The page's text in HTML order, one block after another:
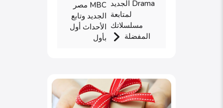
MBC مصر
الجديد وتابع
الأحداث أول
بأول
Drama الجديد
لمتابعة
مسلسلاتك
المفضلة